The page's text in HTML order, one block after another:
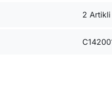
2 Artikli